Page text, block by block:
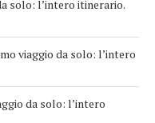
solo: l’intero itinerario.
viaggio da solo: l’intero
da solo: l’intero